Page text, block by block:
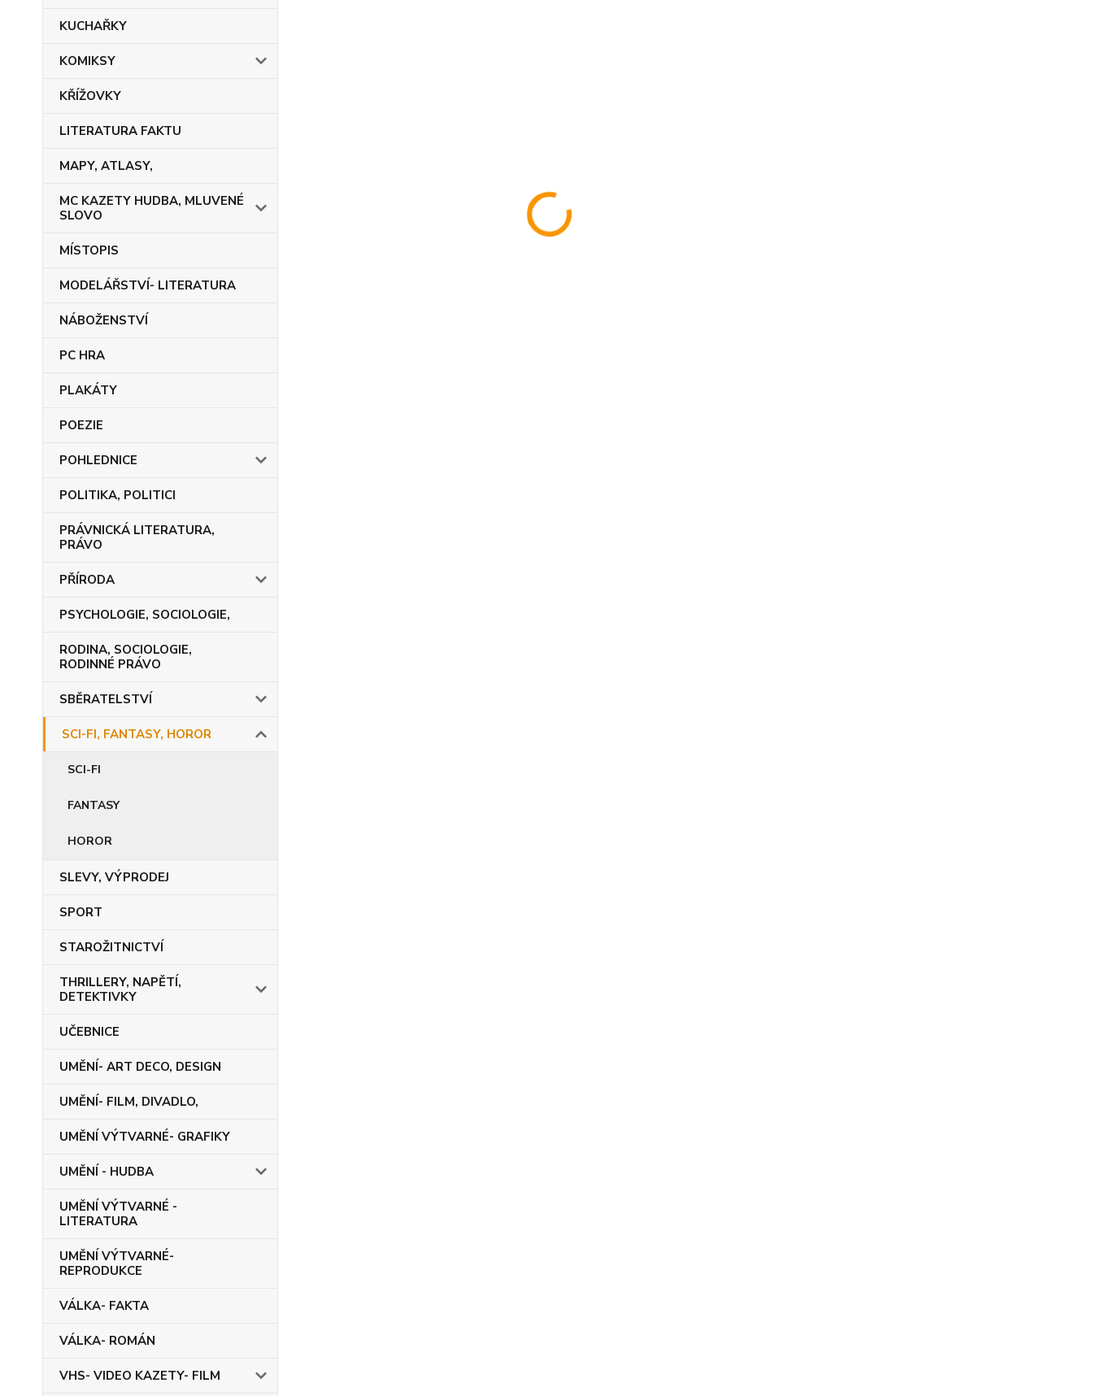
KUCHAŘKY
KOMIKSY
KŘÍŽOVKY
LITERATURA FAKTU
MAPY, ATLASY,
MC KAZETY HUDBA, MLUVENÉ
SLOVO
MÍSTOPIS
MODELÁŘSTVÍ- LITERATURA
NÁBOŽENSTVÍ
PC HRA
PLAKÁTY
POEZIE
POHLEDNICE
POLITIKA, POLITICI
PRÁVNICKÁ LITERATURA,
PRÁVO
PŘÍRODA
PSYCHOLOGIE, SOCIOLOGIE,
RODINA, SOCIOLOGIE,
RODINNÉ PRÁVO
SBĚRATELSTVÍ
SCI-FI, FANTASY, HOROR
SCI-FI
FANTASY
HOROR
SLEVY, VÝPRODEJ
SPORT
STAROŽITNICTVÍ
THRILLERY, NAPĚTÍ,
DETEKTIVKY
UČEBNICE
UMĚNÍ- ART DECO, DESIGN
UMĚNÍ- FILM, DIVADLO,
UMĚNÍ VÝTVARNÉ- GRAFIKY
UMĚNÍ - HUDBA
UMĚNÍ VÝTVARNÉ -
LITERATURA
UMĚNÍ VÝTVARNÉ-
REPRODUKCE
VÁLKA- FAKTA
VÁLKA- ROMÁN
VHS- VIDEO KAZETY- FILM